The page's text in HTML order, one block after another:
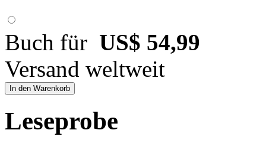
Buch für US$ 54,99
Versand weltweit
In den Warenkorb
Leseprobe